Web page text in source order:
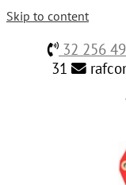
Skip to content
32 256
31